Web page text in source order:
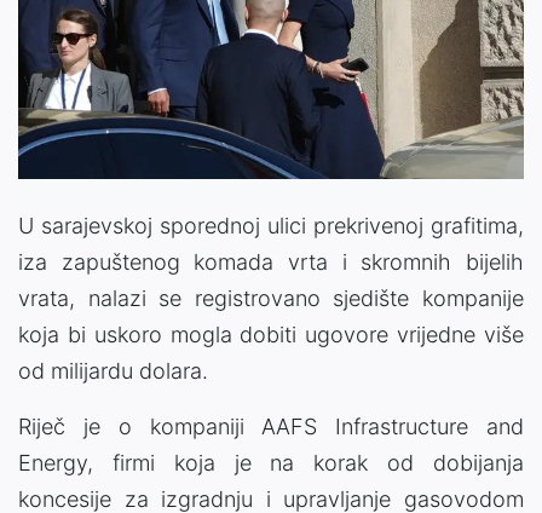
U sarajevskoj sporednoj ulici prekrivenoj grafitima,
iza zapuštenog komada vrta i skromnih bijelih
vrata, nalazi se registrovano sjedište kompanije
koja bi uskoro mogla dobiti ugovore vrijedne više
od milijardu dolara.
Riječ je o kompaniji AAFS Infrastructure and
Energy, firmi koja je na korak od dobijanja
koncesije za izgradnju i upravljanje gasovodom